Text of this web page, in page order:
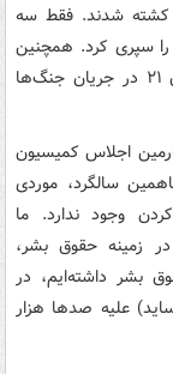
۲۰۰ میلیون انسان کشته شدند. فقط سه
سپری کرد. همچنین
طبق گزارش سازمان ملل ۴ میلیون کودک در قرن ۲۱ در جریان جنگ‌ها
اجلاس کمیسیون
این پنجاهمین سالگرد، موردی
وجود ندارد. ما
۵۰ سال فعالیت در زمینه حقوق بشر،
بشر داشته‌ایم، در
علیه صدها هزار